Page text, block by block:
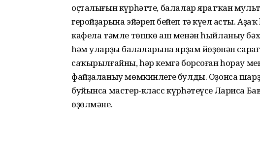
оҫталығын күрһәтте, балалар яратҡан
геройҙарына эйәреп бейеп тә күңел асты.
кафела тәмле төшкө аш менән һыйланыу
һәм уларҙың балаларына ярҙам йөҙөнән
саҡырылғайны, һәр кемгә борсоған һорау
файҙаланыу мөмкинлеге булды. Оҙонса
буйынса мастер-класс күрһәтеүсе Лариса
өҙөлмәне.